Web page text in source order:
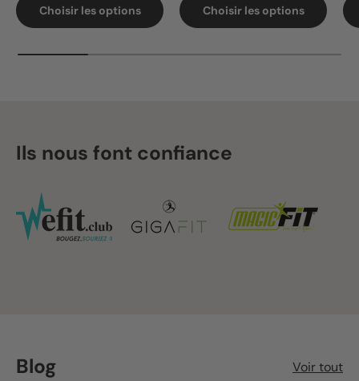
Choisir les options Choisir les options
Ils nous font confiance
Blog Voir tout